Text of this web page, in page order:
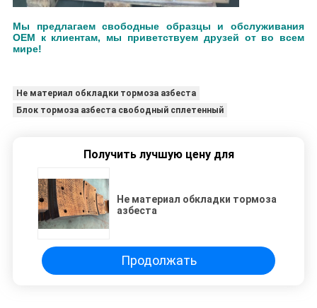
Мы предлагаем свободные образцы и обслуживания
OEM к клиентам, мы приветствуем друзей от во всем
мире!
Не материал обкладки тормоза азбеста
Блок тормоза азбеста свободный сплетенный
Получить лучшую цену для
Не материал обкладки тормоза
азбеста
Продолжать